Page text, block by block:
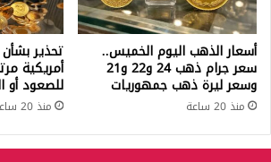
أسعار الذهب اليوم الخميس..
سعر جرام ذهب 24 و22 و21
وسعر ليرة ذهب جمهوريات
منذ 20 ساعة
تحذير
أمريكية
للصعود أو
منذ 20 ساعة